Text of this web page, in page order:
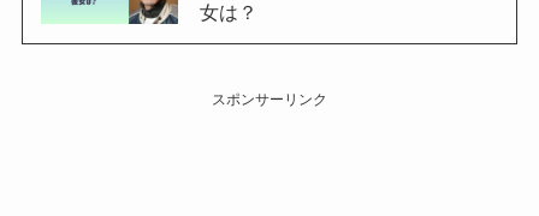
女は？
スポンサーリンク